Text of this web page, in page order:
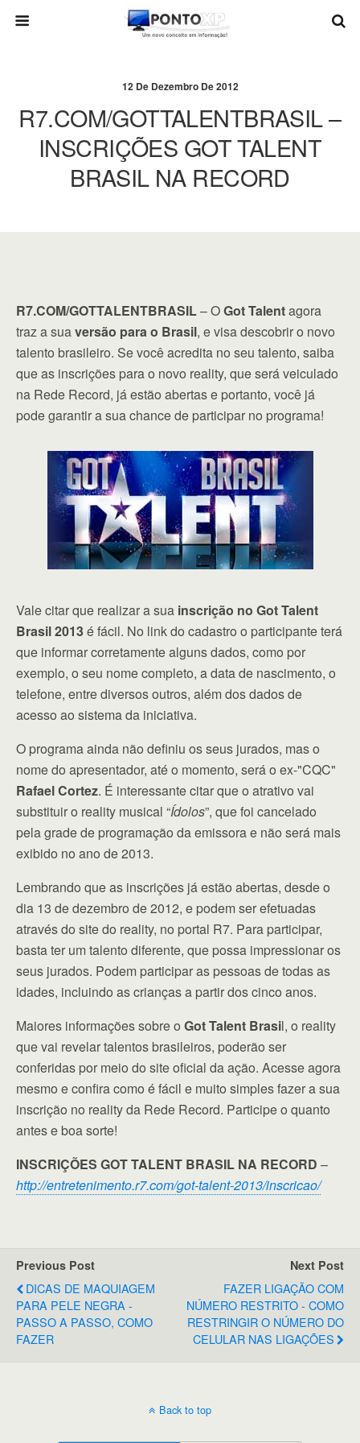
12 De Dezembro De 2012
R7.COM/GOTTALENTBRASIL –
INSCRIÇÕES GOT TALENT
BRASIL NA RECORD
R7.COM/GOTTALENTBRASIL– OGot Talentagora
traz a suaversão para o Brasil, e visa descobrir o novo
talento brasileiro. Se você acredita no seu talento, saiba
que as inscrições para o novo reality, que será veiculado
na Rede Record, já estão abertas e portanto, você já
pode garantir a sua chance de participar no programa!
Vale citar que realizar a sua inscrição no Got Talent
Brasil 2013é fácil. No link do cadastro o participante terá
que informar corretamente alguns dados, como por
exemplo, o seu nome completo, a data de nascimento, o
telefone, entre diversos outros, além dos dados de
acesso ao sistema da iniciativa.
O programa ainda não definiu os seus jurados, mas o
nome do apresentador, até o momento, será o ex-"CQC"
Rafael Cortez. É interessante citar que o atrativo vai
substituir o reality musical “Ídolos”, que foi cancelado
pela grade de programação da emissora e não será mais
exibido no ano de 2013.
Lembrando que as inscrições já estão abertas, desde o
dia 13 de dezembro de 2012, e podem ser efetuadas
através do site do reality, no portal R7. Para participar,
basta ter um talento diferente, que possa impressionar os
seus jurados. Podem participar as pessoas de todas as
idades, incluindo as crianças a partir dos cinco anos.
Maiores informações sobre o Got Talent Brasil, o reality
que vai revelar talentos brasileiros, poderão ser
conferidas por meio do site oficial da ação. Acesse agora
mesmo e confira como é fácil e muito simples fazer a sua
inscrição no reality da Rede Record. Participe o quanto
antes e boa sorte!
INSCRIÇÕES GOT TALENT BRASIL NA RECORD –
http://entretenimento.r7.com/got-talent-2013/inscricao/
Previous Post
DICAS DE MAQUIAGEM
PARA PELE NEGRA -
PASSO A PASSO, COMO
FAZER
Next Post
FAZER LIGAÇÃO COM
NÚMERO RESTRITO - COMO
RESTRINGIR O NÚMERO DO
CELULAR NAS LIGAÇÕES
Back to top